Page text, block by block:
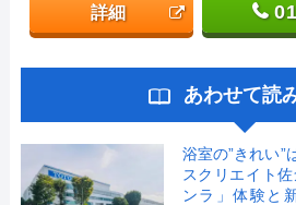
詳細
あわせて読
浴室の”きれい”
スクリエイト
ンラ」体験と